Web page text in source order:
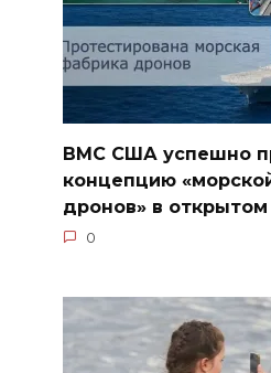
ВМС США успешно
концепцию
дронов» в
0